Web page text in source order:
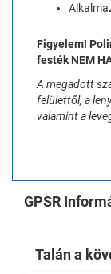
Figyelem!
festék NEM
A megadott
felülettől, a
valamint a
GPSR
Talán a